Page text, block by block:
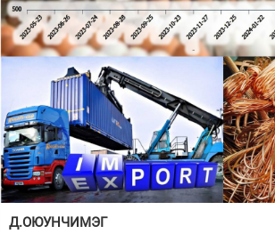
Нийгэм
Энтертайнмэнт
Зурхай
Д.ОЮУНЧИМЭГ